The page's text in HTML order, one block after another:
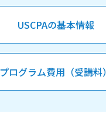
USCPAの基本情報
プログラム費用（受講料）